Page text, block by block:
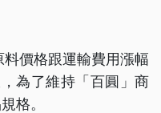
價格跟運輸費用漲幅
為了維持「百圓」商
格。